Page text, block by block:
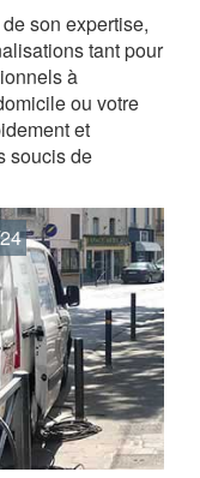
son expertise,
tant pour
à
ou votre
et
soucis de